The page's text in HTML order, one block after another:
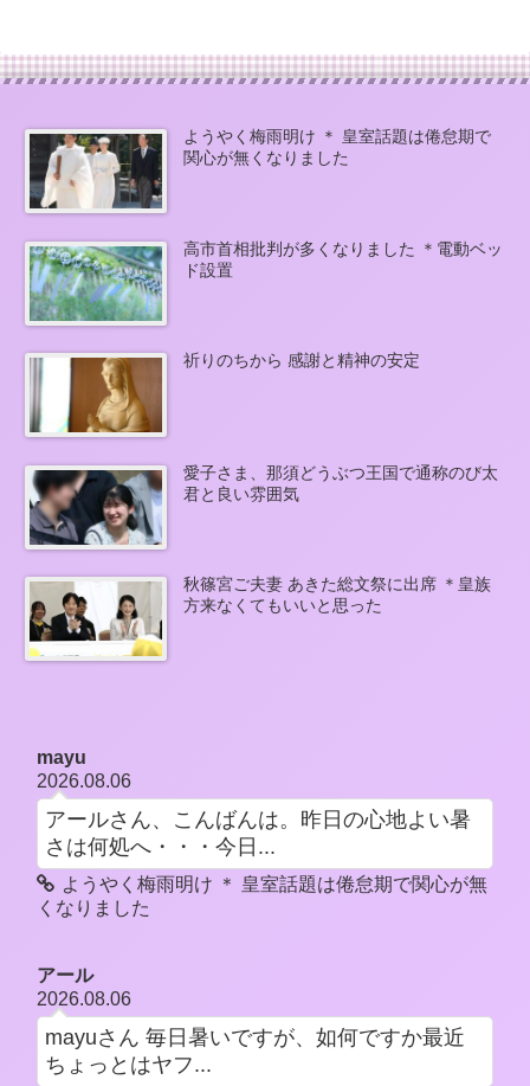
ようやく梅雨明け ＊ 皇室話題は倦怠期で
関心が無くなりました
高市首相批判が多くなりました ＊電動ベッ
ド設置
祈りのちから 感謝と精神の安定
愛子さま、那須どうぶつ王国で通称のび太
君と良い雰囲気
秋篠宮ご夫妻 あきた総文祭に出席 ＊皇族
方来なくてもいいと思った
mayu
2026.08.06
アールさん、こんばんは。昨日の心地よい暑
さは何処へ・・・今日...
ようやく梅雨明け ＊ 皇室話題は倦怠期で関心が無
くなりました
アール
2026.08.06
mayuさん 毎日暑いですが、如何ですか最近
ちょっとはヤフ...